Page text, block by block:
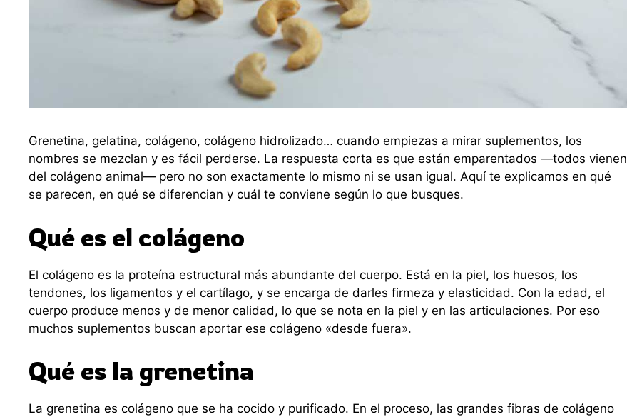
Grenetina, gelatina, colágeno, colágeno hidrolizado… cuando empiezas a mirar suplementos, los
nombres se mezclan y es fácil perderse. La respuesta corta es que están emparentados —todos vienen
del colágeno animal— pero no son exactamente lo mismo ni se usan igual. Aquí te explicamos en qué
se parecen, en qué se diferencian y cuál te conviene según lo que busques.
Qué es el colágeno
El colágeno es la proteína estructural más abundante del cuerpo. Está en la piel, los huesos, los
tendones, los ligamentos y el cartílago, y se encarga de darles firmeza y elasticidad. Con la edad, el
cuerpo produce menos y de menor calidad, lo que se nota en la piel y en las articulaciones. Por eso
muchos suplementos buscan aportar ese colágeno «desde fuera».
Qué es la grenetina
La grenetina es colágeno que se ha cocido y purificado. En el proceso, las grandes fibras de colágeno